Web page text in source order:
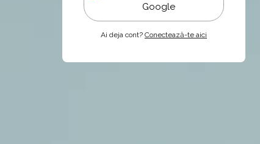
Google
Ai deja cont? Conectează-te aici